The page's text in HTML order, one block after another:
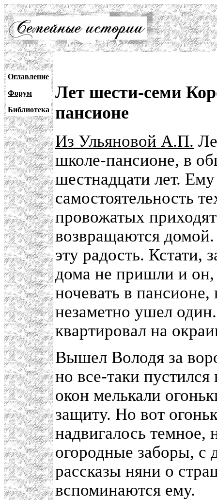
Оглавление
Форум
Библиотека
Лет шести-семи
пансионе
Из Ульяновой А.П.
школе-пансионе, в
шестнадцати лет.
самостоятельность
провожатых
возвращаются
эту радость. Кстати,
дома не пришли и он,
ночевать в пансионе,
незаметно ушел
квартировал на
Вышел Володя за
но все-таки
окон мелькали
защиту. Но вот
надвигалось темное,
огородные заборы, с
рассказы няни о
вспоминаются ему.